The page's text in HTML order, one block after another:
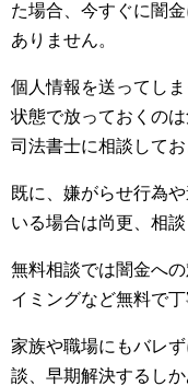
た場合、今すぐに闇
ありません。
個人情報を送ってし
状態で放っておくの
司法書士に相談してお
既に、嫌がらせ行為
いる場合は尚更、相談
無料相談では闇金へ
イミングなど無料で
家族や職場にもバレ
談、早期解決するしか